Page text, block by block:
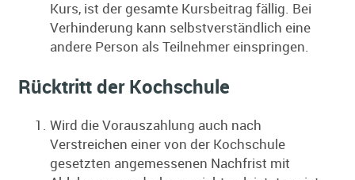
Kurs, ist der gesamte Kursbeitrag fällig. Bei
Verhinderung kann selbstverständlich eine
andere Person als Teilnehmer einspringen.
Rücktritt der Kochschule
Wird die Vorauszahlung auch nach
Verstreichen einer von der Kochschule
gesetzten angemessenen Nachfrist mit